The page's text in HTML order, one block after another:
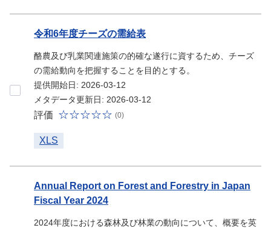
令和6年度チーズの需給表
酪農及び乳業関連施策の的確な遂行に資するため、チーズ
の需給動向を把握することを目的とする。
提供開始日: 2026-03-12
メタデータ更新日: 2026-03-12
評価 (0)
XLS
Annual Report on Forest and Forestry in Japan
Fiscal Year 2024
2024年度における森林及び林業の動向について、概要を英